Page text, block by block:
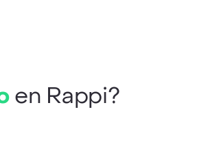
en Rappi?